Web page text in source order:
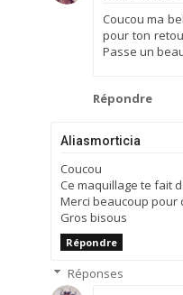
Coucou ma
pour ton
Passe un
Répondre
Aliasmorticia
Coucou
Ce maquillage te fait
Merci beaucoup pour
Gros bisous
Répondre
Réponses